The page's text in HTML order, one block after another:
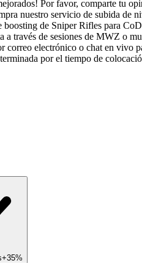
Por favor, comparte tu
nuestro servicio de subida de
de Sniper Rifles para
a través de sesiones de MWZ o
correo electrónico o chat en vivo
por el tiempo de
+35%